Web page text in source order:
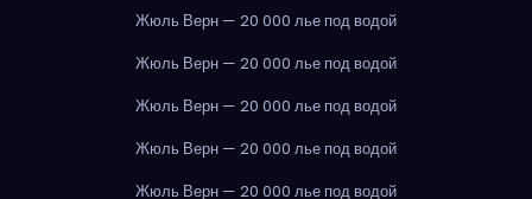
Жюль Верн — 20 000 лье под водой
Жюль Верн — 20 000 лье под водой
Жюль Верн — 20 000 лье под водой
Жюль Верн — 20 000 лье под водой
Жюль Верн — 20 000 лье под водой